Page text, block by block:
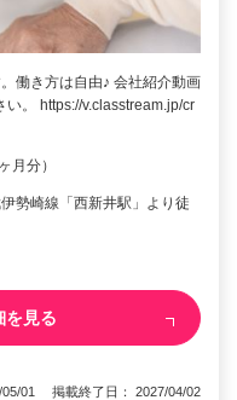
働き方は自由♪ 会社紹介動画
。 https://v.classtream.jp/cr
月分）
勢崎線「西新井駅」より徒
を見る
05/01 掲載終了日： 2027/04/02